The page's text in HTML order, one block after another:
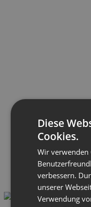
Diese
Cookies.
Wir verwenden
verbessern.
unserer
Verwendung